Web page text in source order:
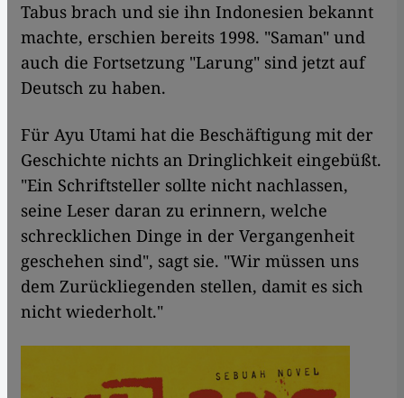
Tabus brach und sie ihn Indonesien bekannt
machte, erschien bereits 1998. "Saman" und
auch die Fortsetzung "Larung" sind jetzt auf
Deutsch zu haben.
Für Ayu Utami hat die Beschäftigung mit der
Geschichte nichts an Dringlichkeit eingebüßt.
"Ein Schriftsteller sollte nicht nachlassen,
seine Leser daran zu erinnern, welche
schrecklichen Dinge in der Vergangenheit
geschehen sind", sagt sie. "Wir müssen uns
dem Zurückliegenden stellen, damit es sich
nicht wiederholt."